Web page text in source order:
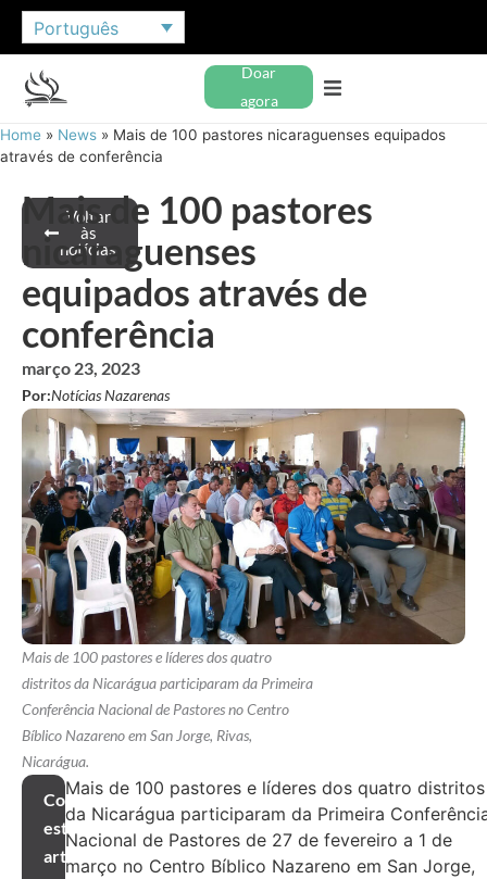
Português
Doar
agora
Home » News » Mais de 100 pastores nicaraguenses equipados
através de conferência
Voltar
às
notícias
Mais de 100 pastores
nicaraguenses
equipados através de
conferência
março 23, 2023
Por:Notícias Nazarenas
Mais de 100 pastores e líderes dos quatro
distritos da Nicarágua participaram da Primeira
Conferência Nacional de Pastores no Centro
Bíblico Nazareno em San Jorge, Rivas,
Nicarágua.
Compartilhar
este
artigo
Mais de 100 pastores e líderes dos quatro distritos
da Nicarágua participaram da Primeira
Nacional de Pastores de 27 de fevereiro a 1 de
março no Centro Bíblico Nazareno em San Jorge,